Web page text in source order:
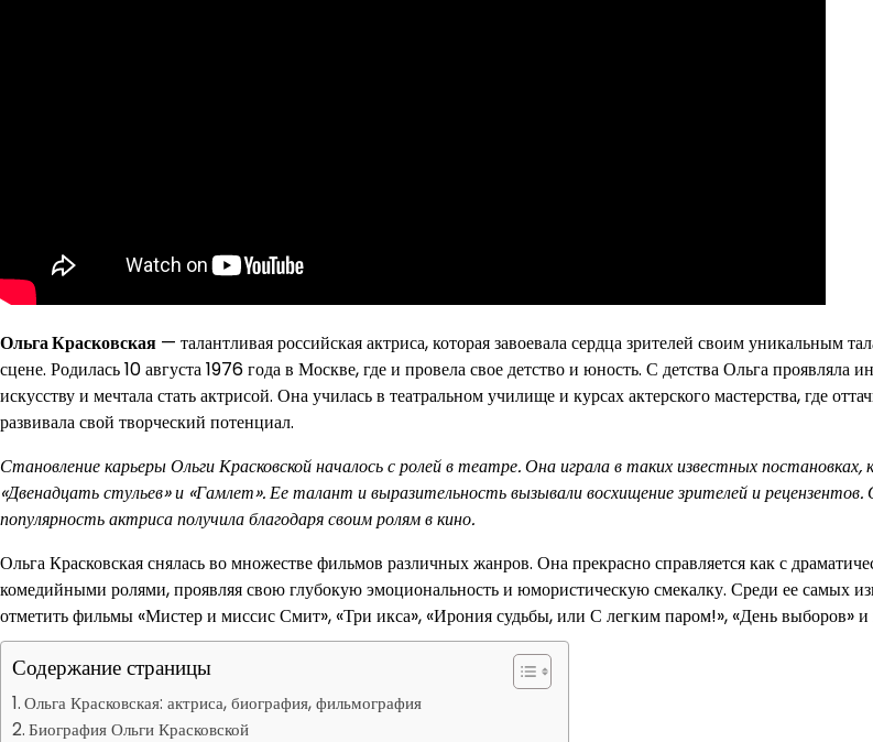
Ольга Красковская — талантливая российская актриса, которая завоевала сердца зрителей своим уникальным
сцене. Родилась 10 августа 1976 года в Москве, где и провела свое детство и юность. С детства Ольга проявляла
искусству и мечтала стать актрисой. Она училась в театральном училище и курсах актерского мастерства, где
развивала свой творческий потенциал.
Становление карьеры Ольги Красковской началось с ролей в театре. Она играла в таких известных постановках,
«Двенадцать стульев» и «Гамлет». Ее талант и выразительность вызывали восхищение зрителей и
популярность актриса получила благодаря своим ролям в кино.
Ольга Красковская снялась во множестве фильмов различных жанров. Она прекрасно справляется как с
комедийными ролями, проявляя свою глубокую эмоциональность и юмористическую смекалку. Среди ее самых
отметить фильмы «Мистер и миссис Смит», «Три икса», «Ирония судьбы, или С легким паром!», «День выборов» и
Содержание страницы
Ольга Красковская: актриса, биография, фильмография
Биография Ольги Красковской